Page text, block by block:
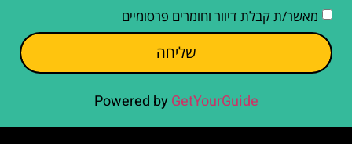
מאשר/ת קבלת דיוור וחומרים פרסומיים
שליחה
Powered by GetYourGuide